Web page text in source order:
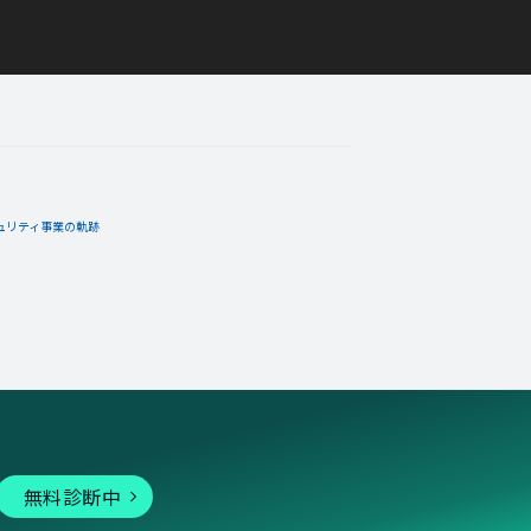
リティ事業の軌跡
無料診断中